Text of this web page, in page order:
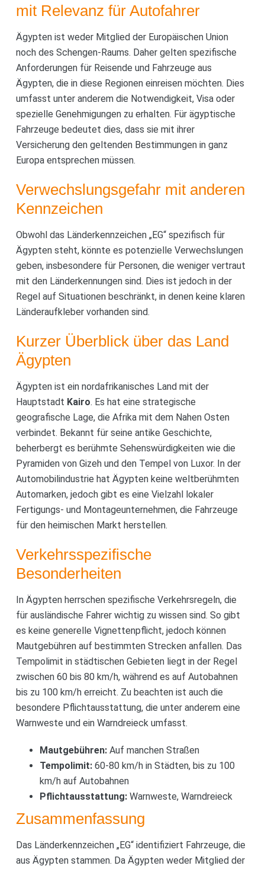
mit Relevanz für Autofahrer
Ägypten ist weder Mitglied der Europäischen Union
noch des Schengen-Raums. Daher gelten spezifische
Anforderungen für Reisende und Fahrzeuge aus
Ägypten, die in diese Regionen einreisen möchten. Dies
umfasst unter anderem die Notwendigkeit, Visa oder
spezielle Genehmigungen zu erhalten. Für ägyptische
Fahrzeuge bedeutet dies, dass sie mit ihrer
Versicherung den geltenden Bestimmungen in ganz
Europa entsprechen müssen.
Verwechslungsgefahr mit anderen
Kennzeichen
Obwohl das Länderkennzeichen „EG“ spezifisch für
Ägypten steht, könnte es potenzielle Verwechslungen
geben, insbesondere für Personen, die weniger vertraut
mit den Länderkennungen sind. Dies ist jedoch in der
Regel auf Situationen beschränkt, in denen keine klaren
Länderaufkleber vorhanden sind.
Kurzer Überblick über das Land
Ägypten
Ägypten ist ein nordafrikanisches Land mit der
Hauptstadt Kairo. Es hat eine strategische
geografische Lage, die Afrika mit dem Nahen Osten
verbindet. Bekannt für seine antike Geschichte,
beherbergt es berühmte Sehenswürdigkeiten wie die
Pyramiden von Gizeh und den Tempel von Luxor. In der
Automobilindustrie hat Ägypten keine weltberühmten
Automarken, jedoch gibt es eine Vielzahl lokaler
Fertigungs- und Montageunternehmen, die Fahrzeuge
für den heimischen Markt herstellen.
Verkehrsspezifische
Besonderheiten
In Ägypten herrschen spezifische Verkehrsregeln, die
für ausländische Fahrer wichtig zu wissen sind. So gibt
es keine generelle Vignettenpflicht, jedoch können
Mautgebühren auf bestimmten Strecken anfallen. Das
Tempolimit in städtischen Gebieten liegt in der Regel
zwischen 60 bis 80 km/h, während es auf Autobahnen
bis zu 100 km/h erreicht. Zu beachten ist auch die
besondere Pflichtausstattung, die unter anderem eine
Warnweste und ein Warndreieck umfasst.
Mautgebühren:Auf manchen Straßen
Tempolimit:60-80 km/h in Städten, bis zu 100
km/h auf Autobahnen
Pflichtausstattung:Warnweste, Warndreieck
Zusammenfassung
Das Länderkennzeichen „EG“ identifiziert Fahrzeuge, die
aus Ägypten stammen. Da Ägypten weder Mitglied der